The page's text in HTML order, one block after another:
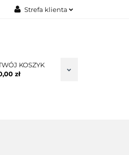
Strefa klienta
Dodaj zgłoszenie
KOSZYK
zł